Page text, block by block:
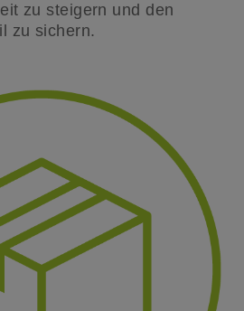
zu steigern und den
zu sichern.